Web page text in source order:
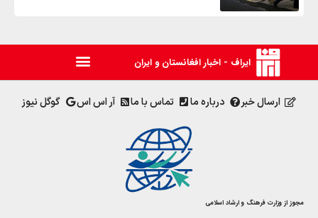
ایراف - اخبار افغانستان و ایران
ارسال خبر درباره ما تماس با ما آر اس اس گوگل نیوز
مجوز از وزارت فرهنگ و ارشاد اسلامی